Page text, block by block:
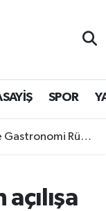
SPOR
"Manisa Kebabı" Oldu!